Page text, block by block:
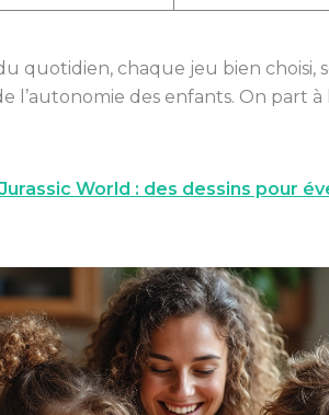
quotidien, chaque jeu bien choisi,
l’autonomie des enfants. On part
World : des dessins pour